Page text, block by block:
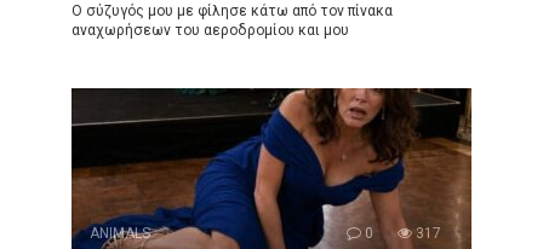
Ο σύζυγός μου με φίλησε κάτω από τον πίνακα
αναχωρήσεων του αεροδρομίου και μου
ANIMALS 0 317